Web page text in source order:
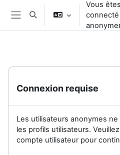
Passer au contenu principal
Panneau latéral
Activer/désactiver la
Vous êtes
connecté
Connexion requise
Les utilisateurs anonymes
les profils utilisateurs.
compte utilisateur pour